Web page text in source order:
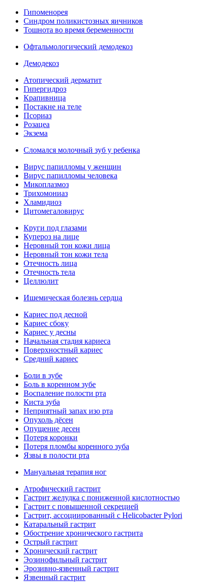
Гипоменорея
Синдром поликистозных яичников
Тошнота во время беременности
Офтальмологический демодекоз
Демодекоз
Атопический дерматит
Гипергидроз
Крапивница
Постакне на теле
Псориаз
Розацеа
Экзема
Сломался молочный зуб у ребенка
Вирус папилломы у женщин
Вирус папилломы человека
Микоплазмоз
Трихомониаз
Хламидиоз
Цитомегаловирус
Круги под глазами
Купероз на лице
Неровный тон кожи лица
Неровный тон кожи тела
Отечность лица
Отечность тела
Целлюлит
Ишемическая болезнь сердца
Кариес под десной
Кариес сбоку
Кариес у десны
Начальная стадия кариеса
Поверхностный кариес
Средний кариес
Боли в зубе
Боль в коренном зубе
Воспаление полости рта
Киста зуба
Неприятный запах изо рта
Опухоль дёсен
Опущение десен
Потеря коронки
Потеря пломбы коренного зуба
Язвы в полости рта
Мануальная терапия ног
Атрофический гастрит
Гастрит желудка с пониженной кислотностью
Гастрит с повышенной секрецией
Гастрит, ассоциированный с Helicobacter Pylori
Катаральный гастрит
Обострение хронического гастрита
Острый гастрит
Хронический гастрит
Эозинофильный гастрит
Эрозивно-язвенный гастрит
Язвенный гастрит